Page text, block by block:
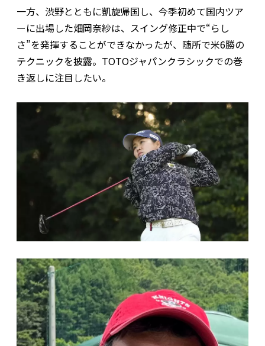
一方、渋野とともに凱旋帰国し、今季初めて国内ツア
ーに出場した畑岡奈紗は、スイング修正中で“らし
さ”を発揮することができなかったが、随所で米6勝の
テクニックを披露。TOTOジャパンクラシックでの巻
き返しに注目したい。